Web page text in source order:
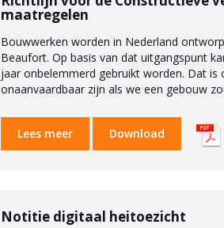
maatregelen
Bouwwerken worden in Nederland
Beaufort. Op basis van dat uitgangspunt
jaar onbelemmerd gebruikt worden. Dat
onaanvaardbaar zijn als we een gebouw
Lees meer Download
Notitie digitaal heitoezicht